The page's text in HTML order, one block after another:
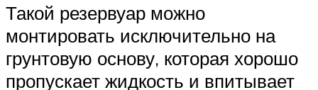
Такой резервуар можно
монтировать исключительно на
грунтовую основу, которая хорошо
пропускает жидкость и впитывает